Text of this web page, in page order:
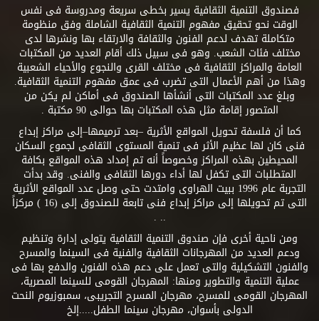
فصندوق التنمية الثقافية يسير بخطى سريعة ومدروسة فى نفس
الوقت نحو تحقيق مفهوم التنمية الثقافية الشاملة وفق منظومة
متكاملة تهدف لدعم الفنون والثقافة والارتقاء بها ونشرها لدى
مختلف فئات الشعب. وهو فى سبيل ذلك أقام العديد من المكتبات
العامة والمراكز الثقافية فى مختلف القرى والنجوع والأحياء الشعبية
وهذا من أهم الأعمال التى تضرب فى عمق مفهوم التنمية الثقافية.
وبلغ عدد المكتبات التى أنشأها الصندوق فى أماكن لم يكن من
المتصور إقامة مثل هذه المكتبات بها حوالى 90 مكتبة .
كما أن فلسفة تحويل المواقع الأثرية –بعد ترميمها–إلى مراكز إبداع
فنى كان لها عظيم الأثر فى تنمية المستوى الثقافى لجموع السكان
المحيطين بهذه المراكز وخصوصاً أنه تم إمداد هذه المواقع بكافة
المتطلبات التى تكفل لها أداء دورها الثقافى والفنى. وقد بدأت
التجربة عام 1996 ببيت الهراوى وامتدت حتى وصل عدد المواقع الأثرية
التى تم تحويلها إلى مراكز إبداع فنى تابعة للصندوق إلى (16 ) مركزاً
.. .
ومن ناحية أخرى فإن صندوق التنمية الثقافية يتولى إدارة وتنظيم
ودعم العديد من المهرجانات الثقافية والفنية فى السينما والمسرح
والفنون التشكيلية والتى تعمل على دعم هذه الفنون والدفع بها فى
عملية التنمية والتطوير ومنها: المهرجان القومى للسينما المصرية،
المهرجان القومى للمسرح، مهرجان المسرح التجريبى، سمبوزيوم النحت
الدولى بأسوان، مهرجان سينما الطفل.....إلخ